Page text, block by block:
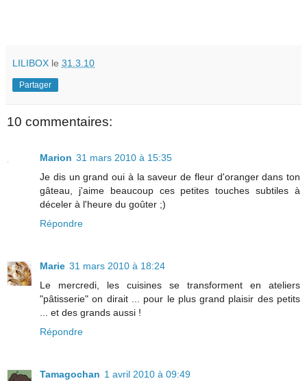
LILIBOX le 31.3.10
Partager
10 commentaires:
Marion 31 mars 2010 à 15:35
Je dis un grand oui à la saveur de fleur d'oranger dans ton
gâteau, j'aime beaucoup ces petites touches subtiles à
déceler à l'heure du goûter ;)
Répondre
Marie 31 mars 2010 à 18:24
Le mercredi, les cuisines se transforment en ateliers
"pâtisserie" on dirait ... pour le plus grand plaisir des petits
... et des grands aussi !
Répondre
Tamagochan 1 avril 2010 à 09:49